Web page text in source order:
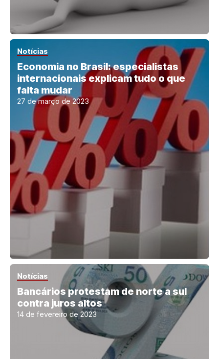
Notícias
Economia no Brasil: especialistas
internacionais explicam tudo o que
falta mudar
27 de março de 2023
Notícias
Bancários protestam de norte a sul
contra juros altos
14 de fevereiro de 2023